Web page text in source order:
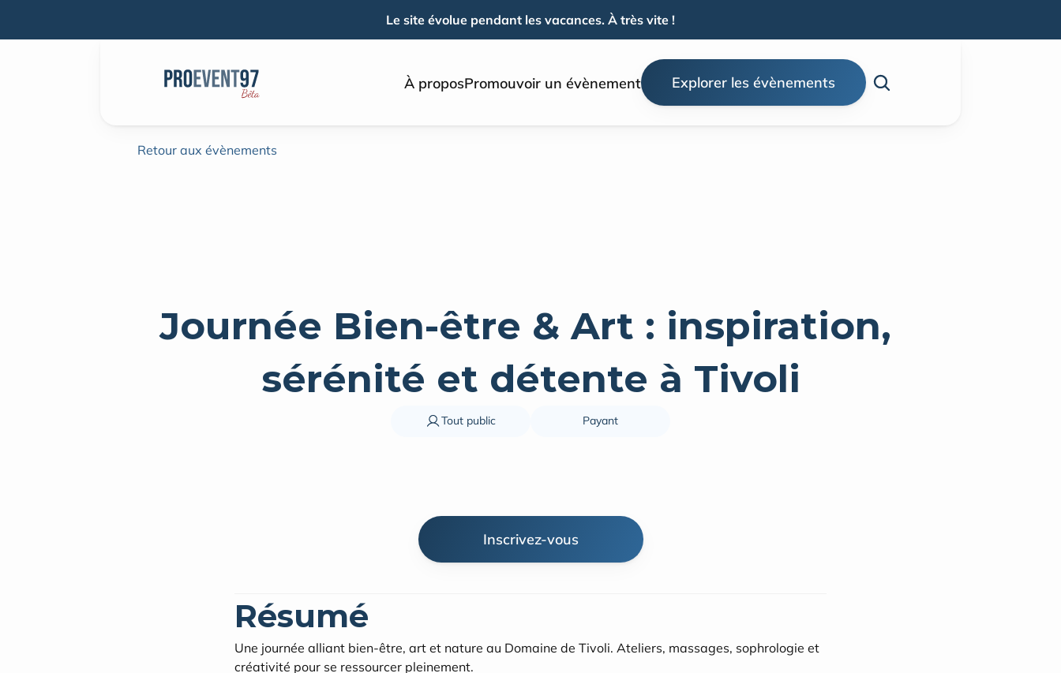
À proposPromouvoir un évènement Explorer les évènements
Retour aux évènements
Journée Bien-être & Art : inspiration,
Tout public Payant
Inscrivez-vous
Résumé
Une journée alliant bien-être, art et nature au Domaine de Tivoli. Ateliers, massages, sophrologie et
créativité pour se ressourcer pleinement.
Le site évolue pendant les vacances. À très vite !